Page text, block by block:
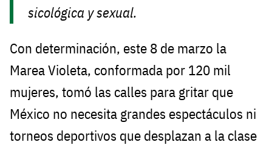
sicológica y sexual.
Con determinación, este 8 de marzo la
Marea Violeta, conformada por 120 mil
mujeres, tomó las calles para gritar que
México no necesita grandes espectáculos ni
torneos deportivos que desplazan a la clase